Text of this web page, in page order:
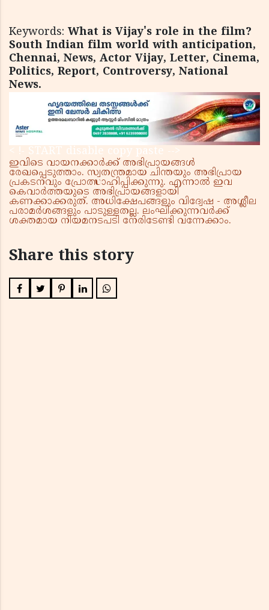
Keywords: What is Vijay's role in the film?
South Indian film world with anticipation,
Chennai, News, Actor Vijay, Letter, Cinema,
Politics, Report, Controversy, National
News.
< !- START disable copy paste -->
ഇവിടെ വായനക്കാർക്ക് അഭിപ്രായങ്ങൾ
രേഖപ്പെടുത്താം. സ്വതന്ത്രമായ ചിന്തയും അഭിപ്രായ
പ്രകടനവും പ്രോത്സാഹിപ്പിക്കുന്നു. എന്നാൽ ഇവ
കെവാർത്തയുടെ അഭിപ്രായങ്ങളായി
കണക്കാക്കരുത്. അധിക്ഷേപങ്ങളും വിദ്വേഷ - അശ്ലീല
പരാമർശങ്ങളും പാടുള്ളതല്ല. ലംഘിക്കുന്നവർക്ക്
ശക്തമായ നിയമനടപടി നേരിടേണ്ടി വന്നേക്കാം.
Share this story